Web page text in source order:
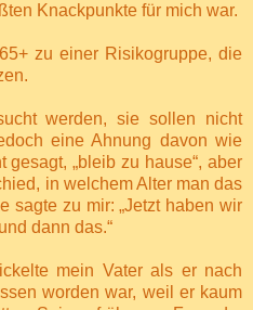
Knackpunkte für mich war.
zu einer Risikogruppe, die
werden, sie sollen nicht
eine Ahnung davon wie
„bleib zu hause“, aber
in welchem Alter man das
sagte zu mir: „Jetzt haben wir
dann das.“
mein Vater als er nach
worden war, weil er kaum